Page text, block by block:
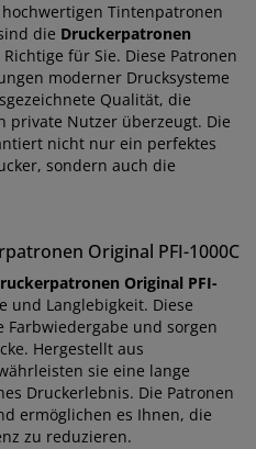
Tintenpatronen
die Druckerpatronen
für Sie. Diese Patronen
moderner Drucksysteme
Qualität, die
private Nutzer überzeugt. Die
nicht nur ein perfektes
sondern auch die
Original PFI-1000C
Original PFI-
und Langlebigkeit. Diese
und sorgen
Hergestellt aus
sie eine lange
Druckerlebnis. Die Patronen
ermöglichen es Ihnen, die
zu reduzieren.